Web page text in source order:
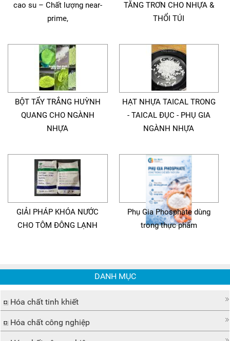
cao su – Chất lượng near-
prime,
TĂNG TRƠN CHO NHỰA &
THỔI TÚI
BỘT TẨY TRẮNG HUỲNH
QUANG CHO NGÀNH
NHỰA
HẠT NHỰA TAICAL TRONG
- TAICAL ĐỤC - PHỤ GIA
NGÀNH NHỰA
GIẢI PHÁP KHÓA NƯỚC
CHO TÔM ĐÔNG LẠNH
Phụ Gia Phosphate dùng
trong thực phẩm
DANH MỤC
Hóa chất tinh khiết
Hóa chất công nghiệp